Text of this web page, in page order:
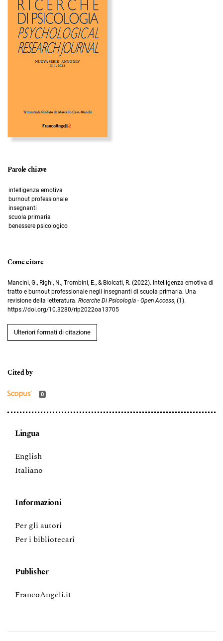
Parole chiave
intelligenza emotiva
burnout professionale
insegnanti
scuola primaria
benessere psicologico
Come citare
Mancini, G., Righi, N., Trombini, E., & Biolcati, R. (2022). Intelligenza emotiva di
tratto e burnout professionale negli insegnanti di scuola primaria. Una
revisione della letteratura. Ricerche Di Psicologia - Open Access, (1).
https://doi.org/10.3280/rip2022oa13705
Ulteriori formati di citazione
0
Lingua
English
Italiano
Informazioni
Per gli autori
Per i bibliotecari
Publisher
FrancoAngeli.it